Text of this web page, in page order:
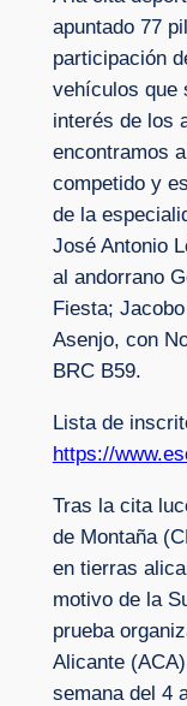
apuntado 77
participación
vehículos que
interés de los
encontramos
competido y
de la
José Antonio
al andorrano
Fiesta;
Asenjo, con
BRC B59.
Lista de
https://
Tras la cita
de Montaña
en tierras
motivo de la
prueba
Alicante
semana del 4